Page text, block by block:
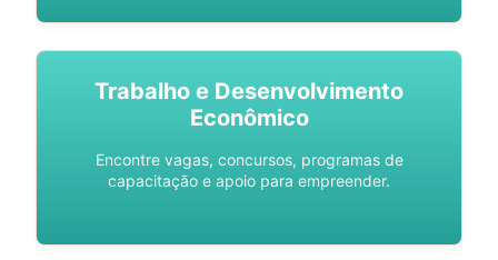
Trabalho e Desenvolvimento
Econômico
Encontre vagas, concursos, programas de
capacitação e apoio para empreender.